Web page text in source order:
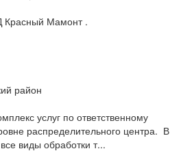
Красный Мамонт .
район
услуг по ответственному
распределительного центра. В
виды обработки т...